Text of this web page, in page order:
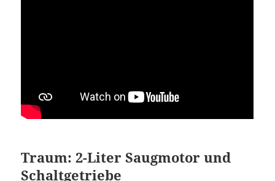
Traum: 2-Liter Saugmotor und
Schaltgetriebe